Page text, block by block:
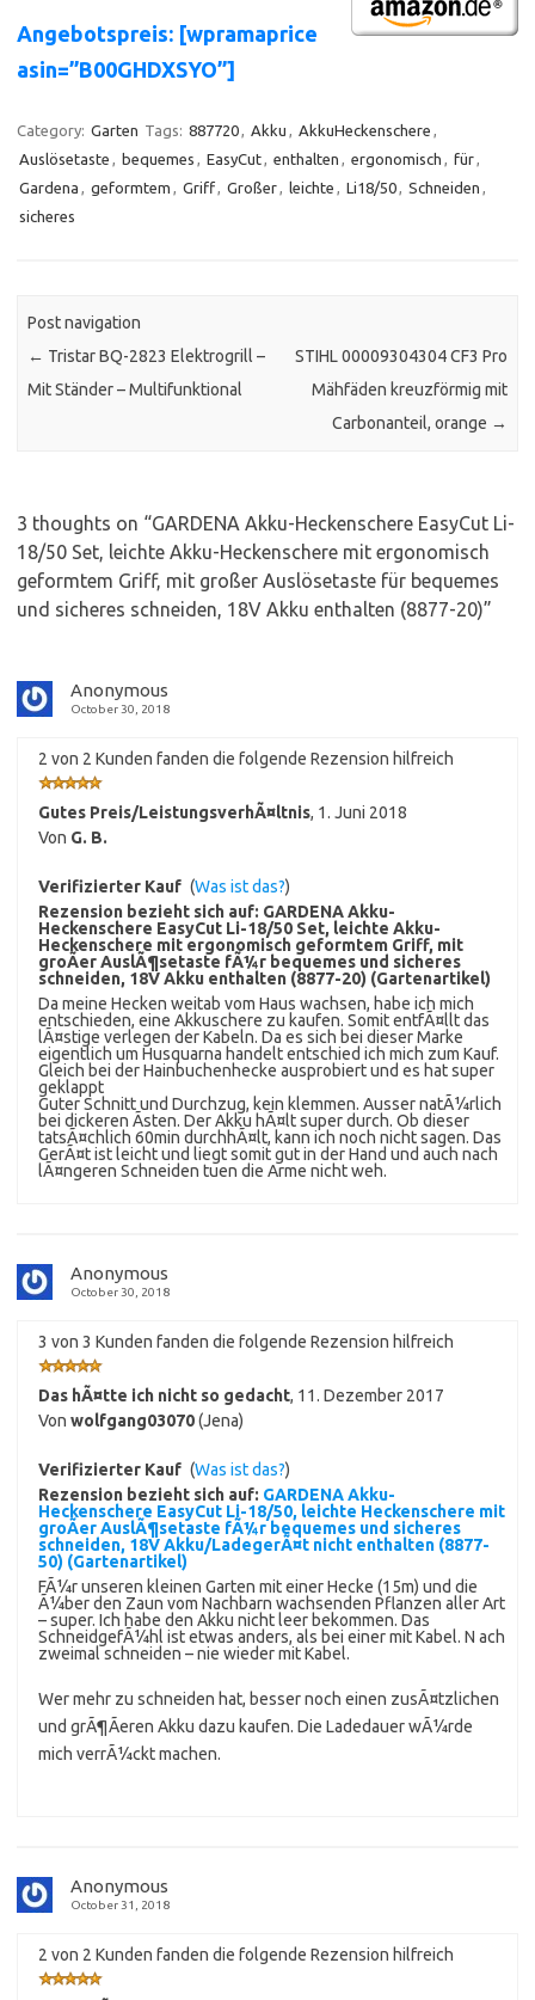
Angebotspreis: [wpramaprice
asin=”B00GHDXSYO”]
Category: Garten Tags: 887720, Akku , AkkuHeckenschere ,
Auslösetaste , bequemes , EasyCut, enthalten , ergonomisch , für,
Gardena , geformtem , Griff, Großer, leichte , Li18/50, Schneiden ,
sicheres
Post navigation
← Tristar BQ-2823 Elektrogrill –
Mit Ständer – Multifunktional
STIHL 00009304304 CF3 Pro
Mähfäden kreuzförmig mit
Carbonanteil, orange →
3 thoughts on “GARDENA Akku-Heckenschere EasyCut Li-
18/50 Set, leichte Akku-Heckenschere mit ergonomisch
geformtem Griff, mit großer Auslösetaste für bequemes
und sicheres schneiden, 18V Akku enthalten (8877-20)”
Anonymous
October 30, 2018
2 von 2 Kunden fanden die folgende Rezension hilfreich
Gutes Preis/LeistungsverhÃ¤ltnis, 1. Juni 2018
Von G. B.
Verifizierter Kauf (Was ist das?)
Rezension bezieht sich auf: GARDENA Akku-
Heckenschere EasyCut Li-18/50 Set, leichte Akku-
Heckenschere mit ergonomisch geformtem Griff, mit
groÃer AuslÃ¶setaste fÃ¼r bequemes und sicheres
schneiden, 18V Akku enthalten (8877-20) (Gartenartikel)
Da meine Hecken weitab vom Haus wachsen, habe ich mich
entschieden, eine Akkuschere zu kaufen. Somit entfÃ¤llt das
lÃ¤stige verlegen der Kabeln. Da es sich bei dieser Marke
eigentlich um Husquarna handelt entschied ich mich zum Kauf.
Gleich bei der Hainbuchenhecke ausprobiert und es hat super
geklappt
Guter Schnitt und Durchzug, kein klemmen. Ausser natÃ¼rlich
bei dickeren Ãsten. Der Akku hÃ¤lt super durch. Ob dieser
tatsÃ¤chlich 60min durchhÃ¤lt, kann ich noch nicht sagen. Das
GerÃ¤t ist leicht und liegt somit gut in der Hand und auch nach
lÃ¤ngeren Schneiden tuen die Arme nicht weh.
Anonymous
October 30, 2018
3 von 3 Kunden fanden die folgende Rezension hilfreich
Das hÃ¤tte ich nicht so gedacht, 11. Dezember 2017
Von wolfgang03070(Jena)
Verifizierter Kauf (Was ist das?)
Rezension bezieht sich auf: GARDENA Akku-
Heckenschere EasyCut Li-18/50, leichte Heckenschere mit
groÃer AuslÃ¶setaste fÃ¼r bequemes und sicheres
schneiden, 18V Akku/LadegerÃ¤t nicht enthalten (8877-
50) (Gartenartikel)
FÃ¼r unseren kleinen Garten mit einer Hecke (15m) und die
Ã¼ber den Zaun vom Nachbarn wachsenden Pflanzen aller Art
– super. Ich habe den Akku nicht leer bekommen. Das
SchneidgefÃ¼hl ist etwas anders, als bei einer mit Kabel. N ach
zweimal schneiden – nie wieder mit Kabel.
Wer mehr zu schneiden hat, besser noch einen zusÃ¤tzlichen
und grÃ¶Ãeren Akku dazu kaufen. Die Ladedauer wÃ¼rde
mich verrÃ¼ckt machen.
Anonymous
October 31, 2018
2 von 2 Kunden fanden die folgende Rezension hilfreich